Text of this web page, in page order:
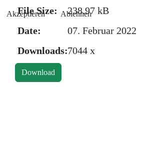
File Size:
238.97 kB
Date:
07. Februar 2022
Downloads:7044 x
Akzeptieren Ablehnen